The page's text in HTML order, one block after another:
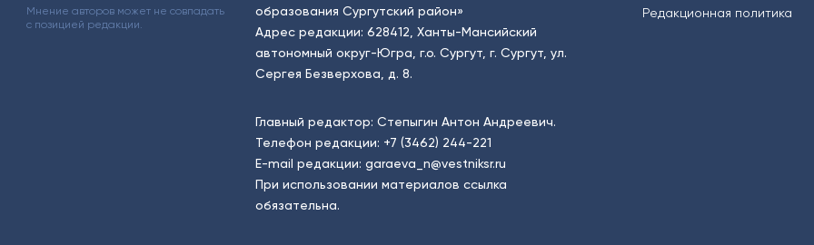
Мнение авторов может не совпадать
с позицией редакции.
образования Сургутский район»
Адрес редакции: 628412, Ханты-Мансийский
автономный округ-Югра, г.о. Сургут, г. Сургут, ул.
Сергея Безверхова, д. 8.
Главный редактор: Степыгин Антон Андреевич.
Телефон редакции: +7 (3462) 244-221
E-mail редакции: garaeva_n@vestniksr.ru
При использовании материалов ссылка
обязательна.
Редакционная политика